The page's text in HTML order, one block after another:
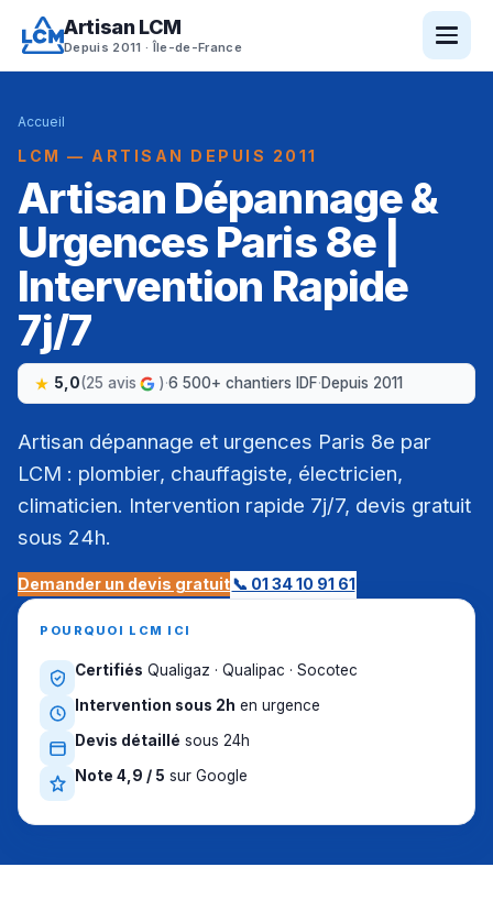
Artisan LCM
Depuis 2011 · Île-de-France
Accueil
LCM — ARTISAN DEPUIS 2011
Artisan Dépannage &
Urgences Paris 8e |
Intervention Rapide
7j/7
5,0(25 avis )·6 500+ chantiers IDF·Depuis 2011
Artisan dépannage et urgences Paris 8e par
LCM : plombier, chauffagiste, électricien,
climaticien. Intervention rapide 7j/7, devis gratuit
sous 24h.
Demander un devis gratuit📞 01 34 10 91 61
POURQUOI LCM ICI
Certifiés Qualigaz · Qualipac · Socotec
Intervention sous 2h en urgence
Devis détaillé sous 24h
Note 4,9 / 5 sur Google